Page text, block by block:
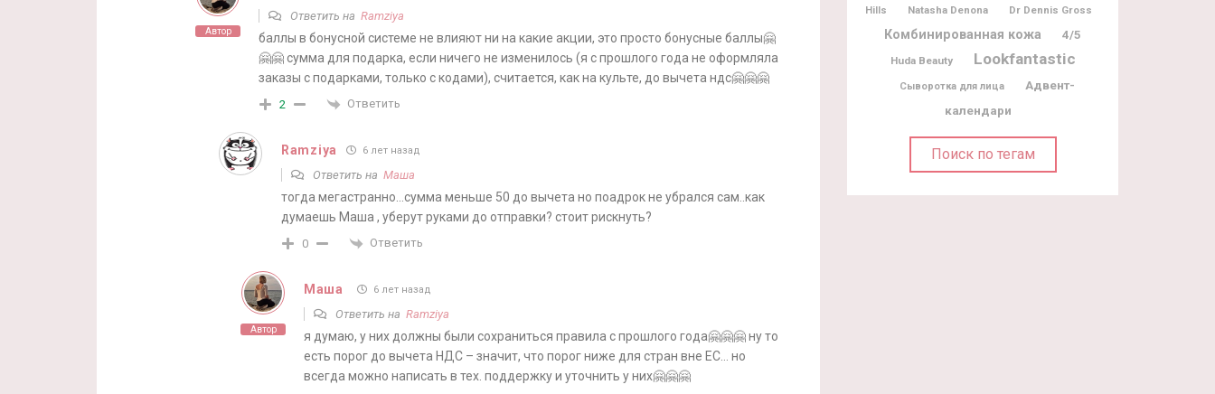
Автор
Ответить на Ramziya
баллы в бонусной системе не влияют ни на какие акции, это просто бонусные баллы🤗
🤗🤗 сумма для подарка, если ничего не изменилось (я с прошлого года не оформляла
заказы с подарками, только с кодами), считается, как на культе, до вычета ндс🤗🤗🤗
2 Ответить
Ramziya 6 лет назад
Ответить на Маша
тогда мегастранно…сумма меньше 50 до вычета но поадрок не убрался сам..как
думаешь Маша , уберут руками до отправки? стоит рискнуть?
0 Ответить
Автор
Маша 6 лет назад
Ответить на Ramziya
я думаю, у них должны были сохраниться правила с прошлого года🤗🤗🤗 ну то
есть порог до вычета НДС – значит, что порог ниже для стран вне ЕС… но
всегда можно написать в тех. поддержку и уточнить у них🤗🤗🤗
Hills Natasha Denona Dr Dennis Gross
Комбинированная кожа 4/5
Huda Beauty Lookfantastic
Сыворотка для лица
Адвент-
календари
Поиск по тегам